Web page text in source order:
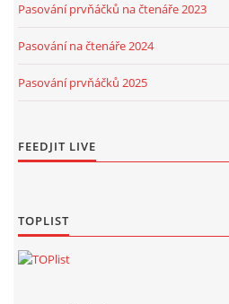
Pasování prvňáčků na čtenáře 2023
Pasování na čtenáře 2024
Pasování prvňáčků 2025
FEEDJIT LIVE
TOPLIST